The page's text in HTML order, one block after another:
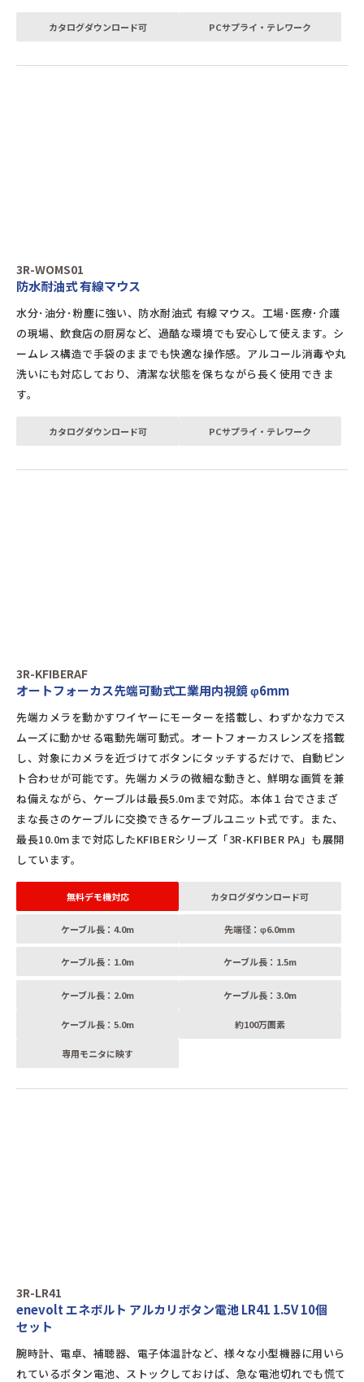
カタログダウンロード可 PCサプライ・テレワーク
3R-WOMS01
防水耐油式 有線マウス
水分･油分･粉塵に強い、防水耐油式 有線マウス。工場･医療･介護
の現場、飲食店の厨房など、過酷な環境でも安心して使えます。シ
ームレス構造で手袋のままでも快適な操作感。アルコール消毒や丸
洗いにも対応しており、清潔な状態を保ちながら長く使用できま
す。
カタログダウンロード可 PCサプライ・テレワーク
3R-KFIBERAF
オートフォーカス先端可動式工業用内視鏡 φ6mm
先端カメラを動かすワイヤーにモーターを搭載し、わずかな力でス
ムーズに動かせる電動先端可動式。オートフォーカスレンズを搭載
し、対象にカメラを近づけてボタンにタッチするだけで、自動ピン
ト合わせが可能です。先端カメラの微細な動きと、鮮明な画質を兼
ね備えながら、ケーブルは最長5.0mまで対応。本体１台でさまざ
まな長さのケーブルに交換できるケーブルユニット式です。また、
最長10.0mまで対応したKFIBERシリーズ「3R-KFIBER PA」も展開
しています。
無料デモ機対応 カタログダウンロード可
ケーブル長：4.0m 先端径：φ6.0mm
ケーブル長：1.0m ケーブル長：1.5m
ケーブル長：2.0m ケーブル長：3.0m
ケーブル長：5.0m 約100万画素
専用モニタに映す
3R-LR41
enevolt エネボルト アルカリボタン電池 LR41 1.5V 10個
セット
腕時計、電卓、補聴器、電子体温計など、様々な小型機器に用いら
れているボタン電池、ストックしておけば、急な電池切れでも慌て